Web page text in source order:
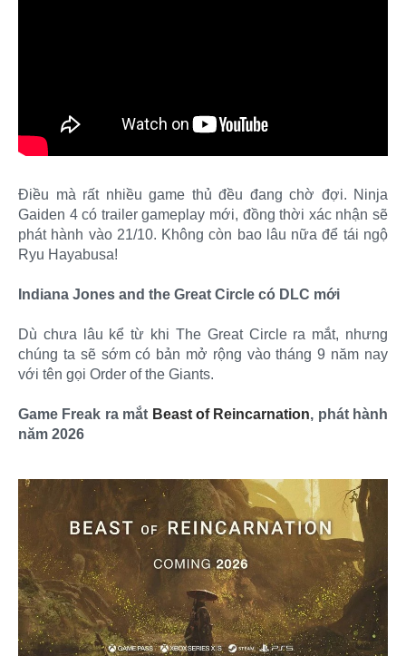
Điều mà rất nhiều game thủ đều đang chờ đợi. Ninja
Gaiden 4 có trailer gameplay mới, đồng thời xác nhận sẽ
phát hành vào 21/10. Không còn bao lâu nữa để tái ngộ
Ryu Hayabusa!
Indiana Jones and the Great Circle có DLC mới
Dù chưa lâu kể từ khi The Great Circle ra mắt, nhưng
chúng ta sẽ sớm có bản mở rộng vào tháng 9 năm nay
với tên gọi Order of the Giants.
Game Freak ra mắt Beast of Reincarnation, phát hành
năm 2026